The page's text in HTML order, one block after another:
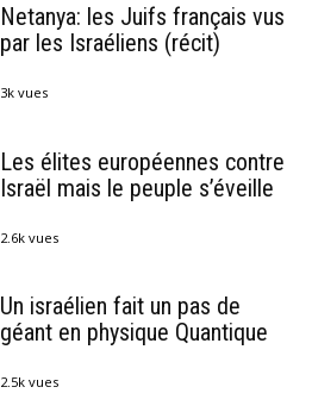
Netanya: les Juifs français vus
par les Israéliens (récit)
3k vues
Les élites européennes contre
Israël mais le peuple s’éveille
2.6k vues
Un israélien fait un pas de
géant en physique Quantique
2.5k vues